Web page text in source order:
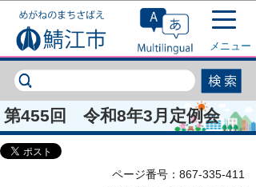
このページの本文へ移動
メニュー
第455回 令和8年3月定例会
ページ番号：867-335-411